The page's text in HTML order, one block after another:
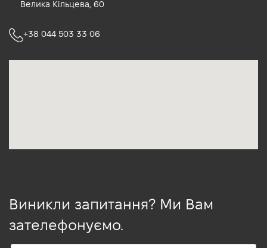
Велика Кільцева, 60
+38 044 503 33 06
Виникли запитання? Ми Вам
зателефонуємо.